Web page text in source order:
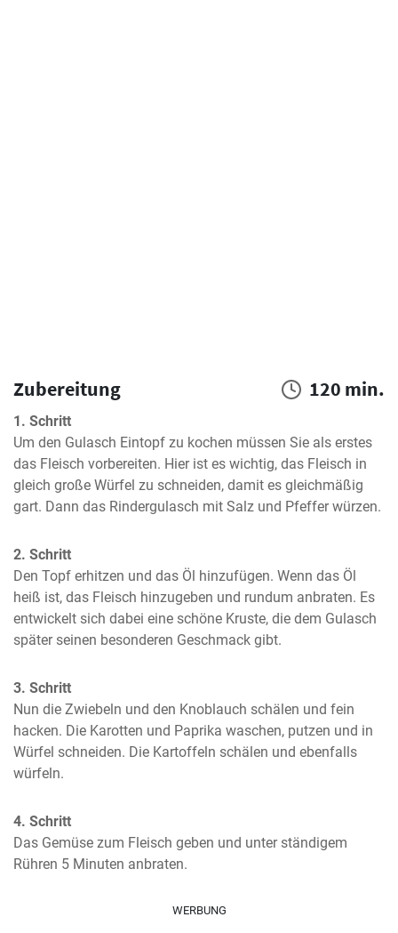
Zubereitung 120 min.
1. Schritt
Um den Gulasch Eintopf zu kochen müssen Sie als erstes
das Fleisch vorbereiten. Hier ist es wichtig, das Fleisch in
gleich große Würfel zu schneiden, damit es gleichmäßig
gart. Dann das Rindergulasch mit Salz und Pfeffer würzen.
2. Schritt
Den Topf erhitzen und das Öl hinzufügen. Wenn das Öl
heiß ist, das Fleisch hinzugeben und rundum anbraten. Es
entwickelt sich dabei eine schöne Kruste, die dem Gulasch
später seinen besonderen Geschmack gibt.
3. Schritt
Nun die Zwiebeln und den Knoblauch schälen und fein
hacken. Die Karotten und Paprika waschen, putzen und in
Würfel schneiden. Die Kartoffeln schälen und ebenfalls
würfeln.
4. Schritt
Das Gemüse zum Fleisch geben und unter ständigem
Rühren 5 Minuten anbraten.
WERBUNG